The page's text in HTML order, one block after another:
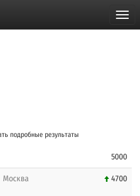
подробные результаты
5000
Москва 4700